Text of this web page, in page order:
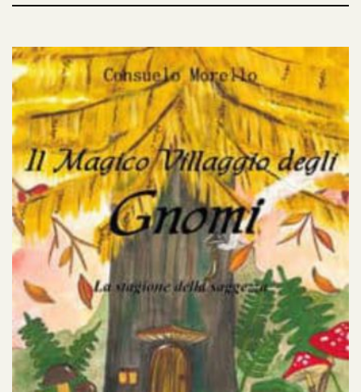
generoso Sereno avranno modo di scoprire,
attraverso giochi ed incredibili peripezie, che la
stagione della conoscenza non si limita al solo
apprendimento, bensì ad un meraviglioso viaggio
nel cuore. La scoperta di loro stessi attraverso le
emozioni ed un profondo legame con la natura,
renderà uniche le avventure di questi piccoli,
simpatici e magici personaggi!